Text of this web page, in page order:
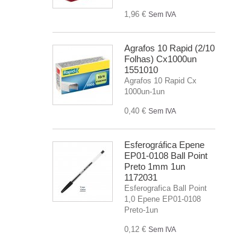
1,96 € Sem IVA
Agrafos 10 Rapid (2/10
Folhas) Cx1000un
1551010
Agrafos 10 Rapid Cx
1000un-1un
0,40 € Sem IVA
Esferográfica Epene
EP01-0108 Ball Point
Preto 1mm 1un
1172031
Esferografica Ball Point
1,0 Epene EP01-0108
Preto-1un
0,12 € Sem IVA